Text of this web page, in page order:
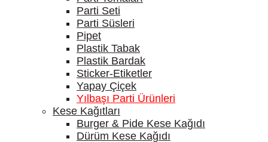
Parti Seti
Parti Süsleri
Pipet
Plastik Tabak
Plastik Bardak
Sticker-Etiketler
Yapay Çiçek
Yılbaşı Parti Ürünleri
Kese Kağıtları
Burger & Pide Kese Kağıdı
Dürüm Kese Kağıdı